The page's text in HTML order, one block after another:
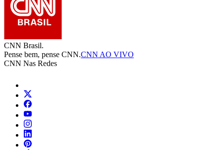
CNN Brasil.
Pense bem, pense CNN.CNN AO VIVO
CNN Nas Redes